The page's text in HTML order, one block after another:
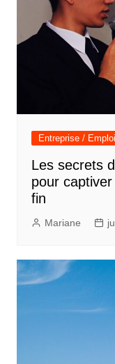
Entreprise / Emploi
Les secrets
pour
fin
Mariane